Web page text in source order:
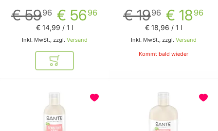
€ 5696
€ 5996
Inkl. MwSt., zzgl. Versand
€ 14,99 / 1 l
In den Warenkorb
€ 1896
€ 1996
Inkl. MwSt., zzgl. Versand
€ 18,96 / 1 l
Kommt bald wieder